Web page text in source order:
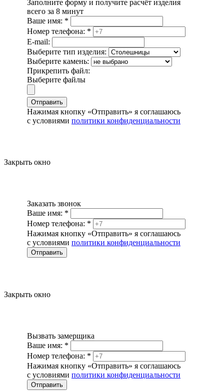
Заполните форму и получите расчёт изделия
всего за 8 минут
Ваше имя: *
Номер телефона: *
E-mail:
Выберите тип изделия:
Выберите камень:
Прикрепить файл:
Выберите файлы
Отправить
Нажимая кнопку «Отправить» я соглашаюсь
с условиями политики конфиденциальности
Закрыть окно
Заказать звонок
Ваше имя: *
Номер телефона: *
Нажимая кнопку «Отправить» я соглашаюсь
с условиями политики конфиденциальности
Отправить
Закрыть окно
Вызвать замерщика
Ваше имя: *
Номер телефона: *
Нажимая кнопку «Отправить» я соглашаюсь
с условиями политики конфиденциальности
Отправить